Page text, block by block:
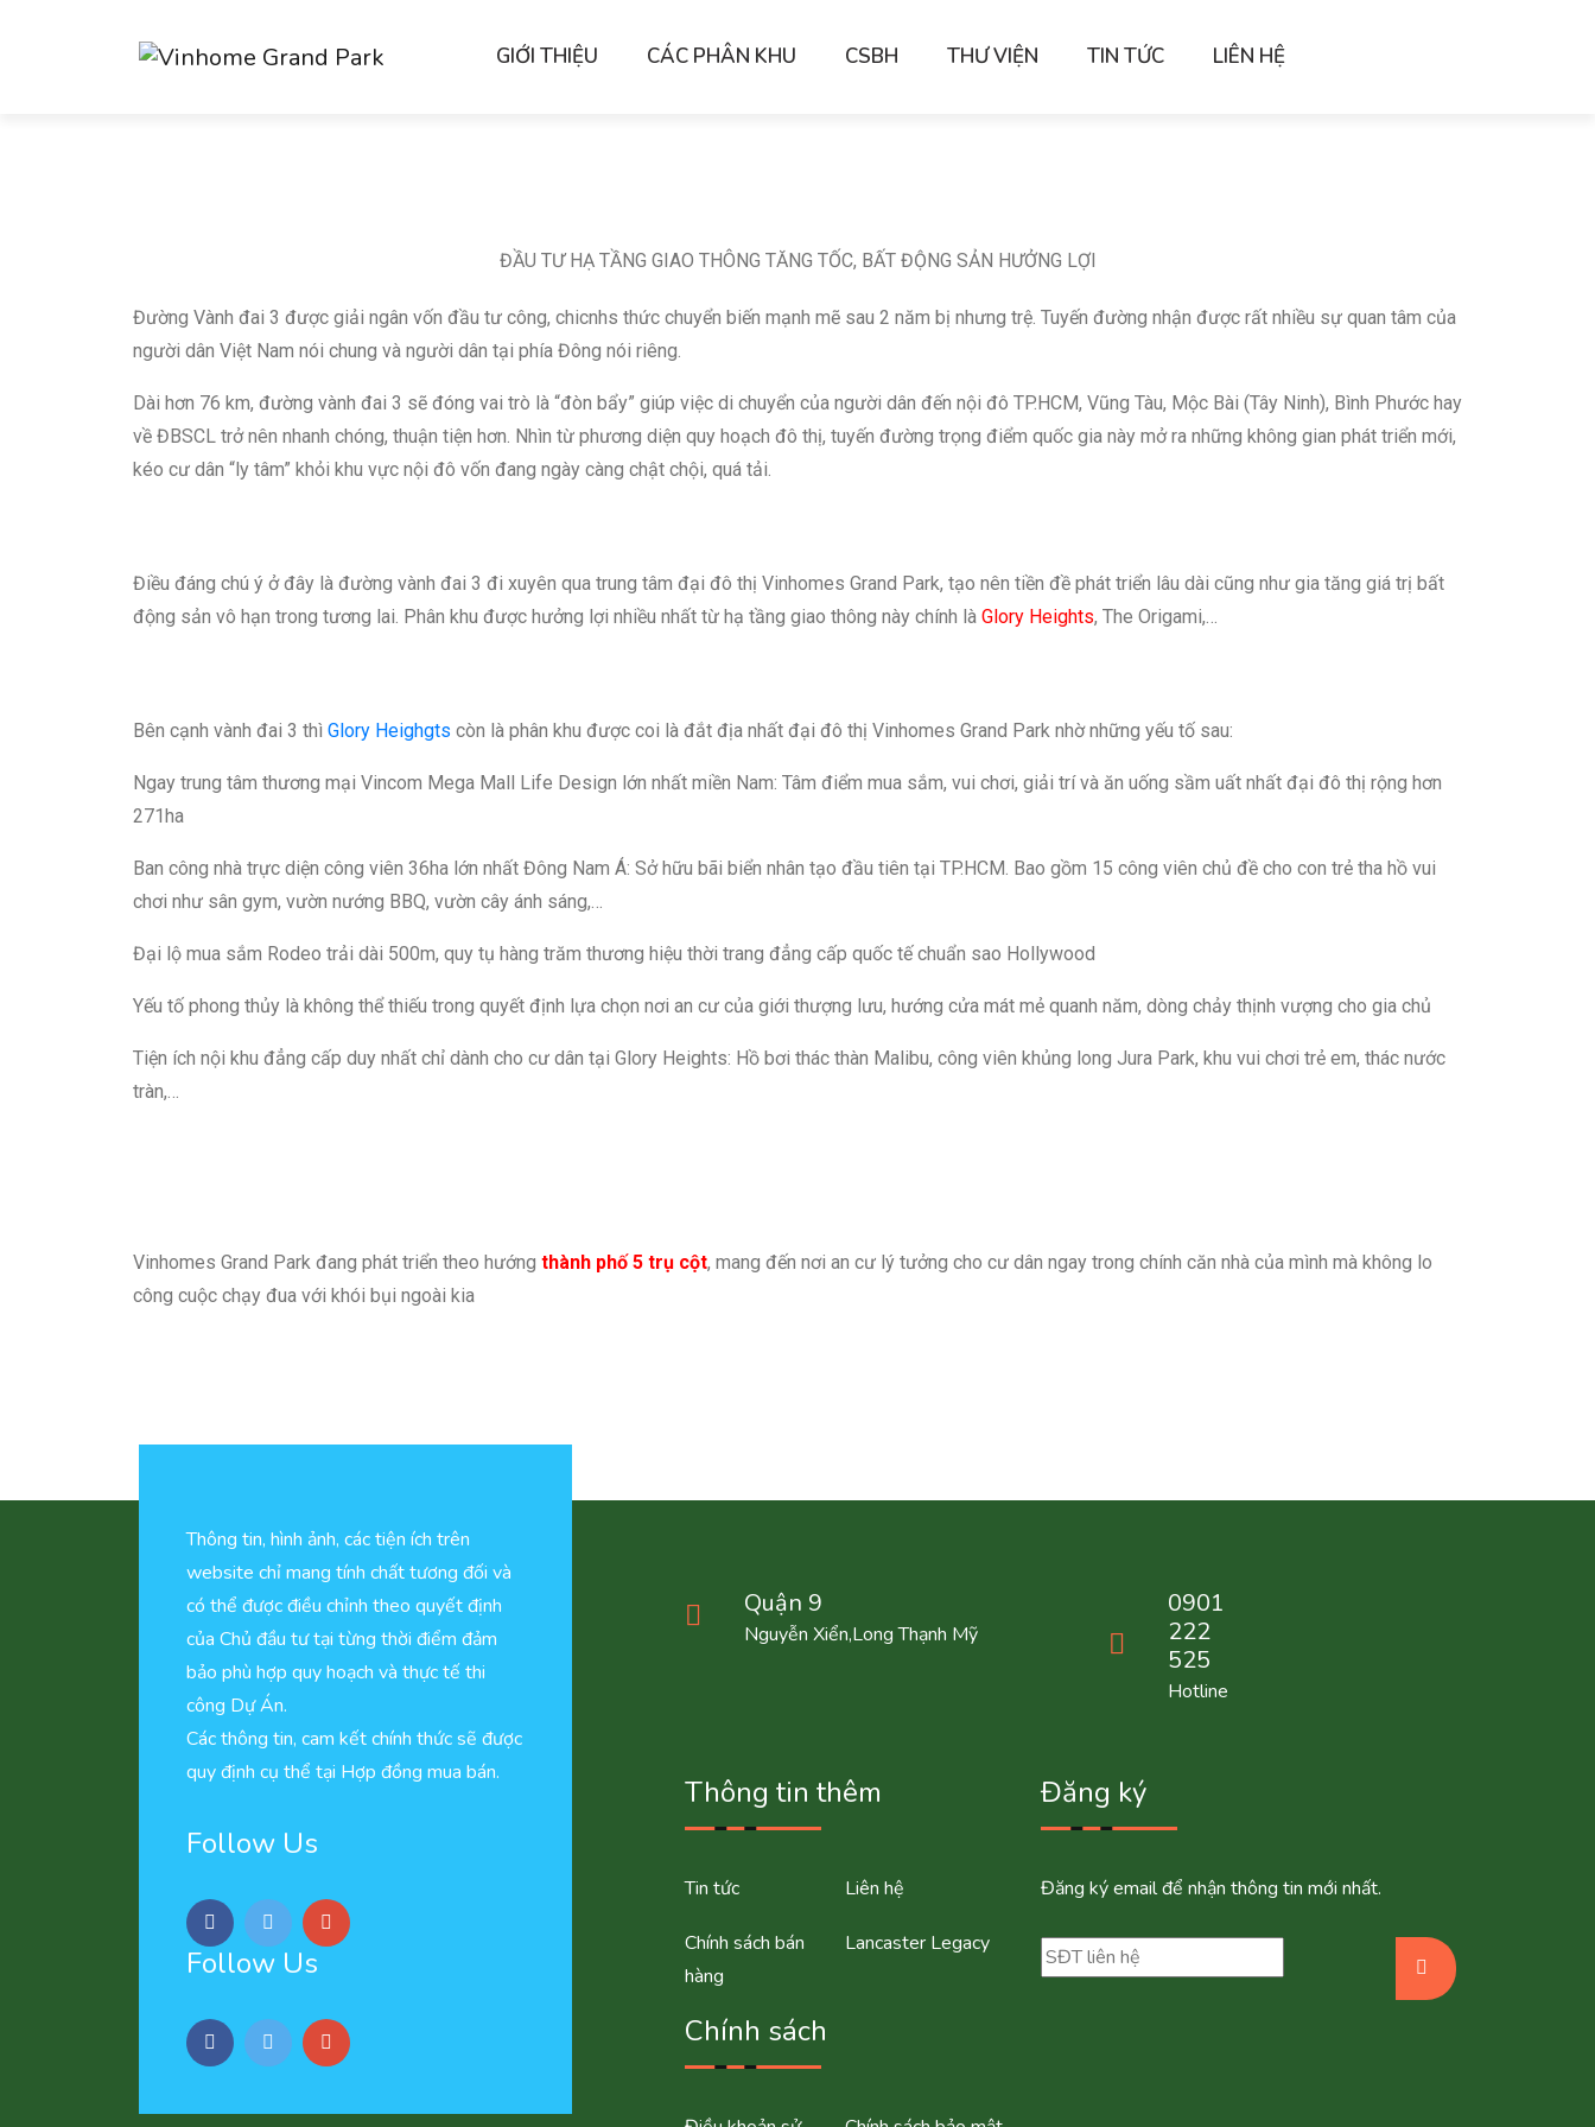
GIỚI THIỆU CÁC PHÂN KHU CSBH THƯ VIỆN TIN TỨC LIÊN HỆ
ĐẦU TƯ HẠ TẦNG GIAO THÔNG TĂNG TỐC, BẤT ĐỘNG SẢN HƯỞNG LỢI
Đường Vành đai 3 được giải ngân vốn đầu tư công, chicnhs thức chuyển biến mạnh mẽ sau 2 năm bị nhưng trệ. Tuyến đường nhận được rất nhiều sự quan tâm của
người dân Việt Nam nói chung và người dân tại phía Đông nói riêng.
Dài hơn 76 km, đường vành đai 3 sẽ đóng vai trò là “đòn bẩy” giúp việc di chuyển của người dân đến nội đô TP.HCM, Vũng Tàu, Mộc Bài (Tây Ninh), Bình Phước hay
về ĐBSCL trở nên nhanh chóng, thuận tiện hơn. Nhìn từ phương diện quy hoạch đô thị, tuyến đường trọng điểm quốc gia này mở ra những không gian phát triển mới,
kéo cư dân “ly tâm” khỏi khu vực nội đô vốn đang ngày càng chật chội, quá tải.
Điều đáng chú ý ở đây là đường vành đai 3 đi xuyên qua trung tâm đại đô thị Vinhomes Grand Park, tạo nên tiền đề phát triển lâu dài cũng như gia tăng giá trị bất
động sản vô hạn trong tương lai. Phân khu được hưởng lợi nhiều nhất từ hạ tầng giao thông này chính là Glory Heights, The Origami,…
Bên cạnh vành đai 3 thì Glory Heighgts còn là phân khu được coi là đắt địa nhất đại đô thị Vinhomes Grand Park nhờ những yếu tố sau:
Ngay trung tâm thương mại Vincom Mega Mall Life Design lớn nhất miền Nam: Tâm điểm mua sắm, vui chơi, giải trí và ăn uống sầm uất nhất đại đô thị rộng hơn
271ha
Ban công nhà trực diện công viên 36ha lớn nhất Đông Nam Á: Sở hữu bãi biển nhân tạo đầu tiên tại TP.HCM. Bao gồm 15 công viên chủ đề cho con trẻ tha hồ vui
chơi như sân gym, vườn nướng BBQ, vườn cây ánh sáng,…
Đại lộ mua sắm Rodeo trải dài 500m, quy tụ hàng trăm thương hiệu thời trang đẳng cấp quốc tế chuẩn sao Hollywood
Yếu tố phong thủy là không thể thiếu trong quyết định lựa chọn nơi an cư của giới thượng lưu, hướng cửa mát mẻ quanh năm, dòng chảy thịnh vượng cho gia chủ
Tiện ích nội khu đẳng cấp duy nhất chỉ dành cho cư dân tại Glory Heights: Hồ bơi thác thàn Malibu, công viên khủng long Jura Park, khu vui chơi trẻ em, thác nước
tràn,…
Vinhomes Grand Park đang phát triển theo hướng thành phố 5 trụ cột, mang đến nơi an cư lý tưởng cho cư dân ngay trong chính căn nhà của mình mà không lo
công cuộc chạy đua với khói bụi ngoài kia
Thông tin, hình ảnh, các tiện ích trên
website chỉ mang tính chất tương đối và
có thể được điều chỉnh theo quyết định
của Chủ đầu tư tại từng thời điểm đảm
bảo phù hợp quy hoạch và thực tế thi
công Dự Án.
Các thông tin, cam kết chính thức sẽ được
quy định cụ thể tại Hợp đồng mua bán.
Follow Us
Follow Us
Quận 9
Nguyễn Xiển,Long Thạnh Mỹ
0901
222
525
Hotline
Thông tin thêm
Tin tức
Chính sách bán
hàng
Liên hệ
Lancaster Legacy
Chính sách
Đăng ký
Đăng ký email để nhận thông tin mới nhất.